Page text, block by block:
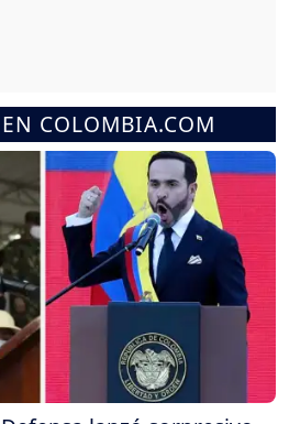
COLOMBIA.COM